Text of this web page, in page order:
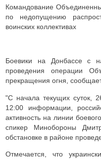
Командование
по недопущению
воинских коллективах
Боевики на Донбассе с
проведения операции
прекращения огня,
"С начала текущих суток,
12:00 информации,
активность на линии
спикер Минобороны
обстановке в районе
Отмечается, что